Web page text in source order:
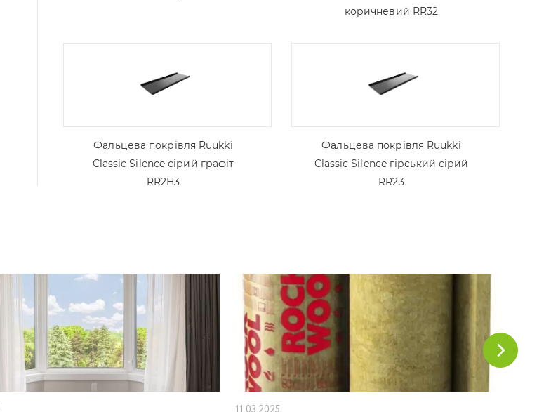
коричневий RR32
Фальцева покрівля Ruukki
Classic Silence сірий графіт
RR2H3
Фальцева покрівля Ruukki
Classic Silence гірський сірий
RR23